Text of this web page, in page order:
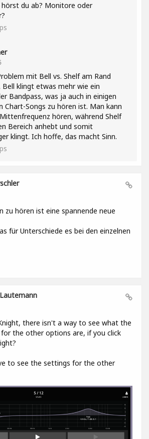
hörst du ab? Monitore oder
mit Bell vs. Shelf am Rand
Bell klingt etwas mehr wie ein
Bandpass, was ja auch in einigen
Chart-Songs zu hören ist. Man kann
hören, während Shelf
Bereich anhebt und somit
klingt. Ich hoffe, das macht Sinn.
zu hören ist eine spannende neue
für Unterschiede es bei den einzelnen
there isn't a way to see what the
the other options are, if you click
to see the settings for the other